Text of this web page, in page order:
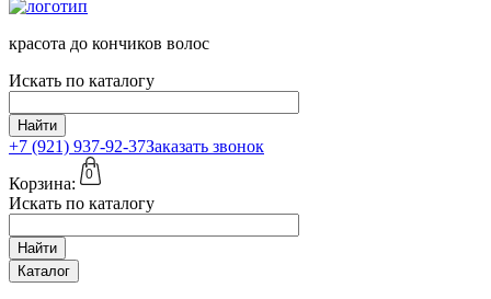
красота до кончиков волос
Искать по каталогу
Найти
+7 (921) 937-92-37Заказать звонок
Корзина:
0
Искать по каталогу
Найти
Каталог